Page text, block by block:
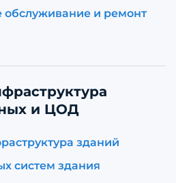
обслуживание и ремонт
и ЦОД
зданий
систем здания